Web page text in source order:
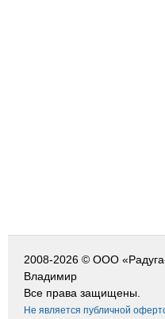
2008-2026 © ООО
Владимир
Все права защищены.
Не является публичной